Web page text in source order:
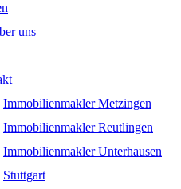
uns
Immobilienmakler Metzingen
Immobilienmakler Reutlingen
Immobilienmakler Unterhausen
Stuttgart